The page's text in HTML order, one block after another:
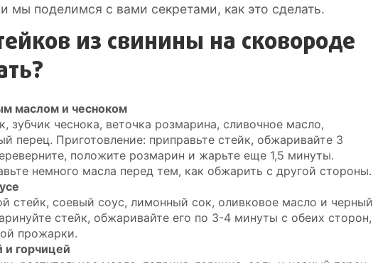
мы поделимся с вами секретами, как это сделать.
из свинины на сковороде
маслом и чесноком
зубчик чеснока, веточка розмарина, сливочное масло,
перец. Приготовление: приправьте стейк, обжаривайте 3
положите розмарин и жарьте еще 1,5 минуты.
немного масла перед тем, как обжарить с другой стороны.
стейк, соевый соус, лимонный сок, оливковое масло и черный
стейк, обжаривайте его по 3-4 минуты с обеих сторон,
прожарки.
и горчицей